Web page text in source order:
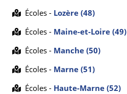
Écoles - Lozère (48)
Écoles - Maine-et-Loire (49)
Écoles - Manche (50)
Écoles - Marne (51)
Écoles - Haute-Marne (52)